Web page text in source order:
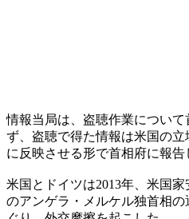
情報当局は、盗聴作業につい
ず、盗聴で得た情報は米国の立
に反映させる形で首相府に報告
米国とドイツは2013年、米国
のアンゲラ・メルケル独首相